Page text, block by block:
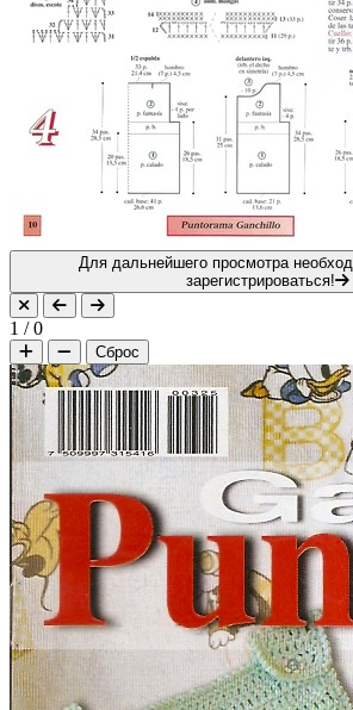
Для дальнейшего просмотра необходимо войти или
зарегистрироваться!
1 /0
Сброс